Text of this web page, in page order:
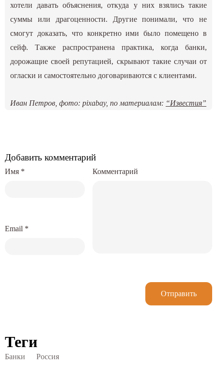
хотели давать объяснения, откуда у них взялись такие
суммы или драгоценности. Другие понимали, что не
смогут доказать, что конкретно ими было помещено в
сейф. Также распространена практика, когда банки,
дорожащие своей репутацией, скрывают такие случаи от
огласки и самостоятельно договариваются с клиентами.
Иван Петров, фото: pixabay, по материалам: “Известия”
Добавить комментарий
Комментарий
Имя *
Email *
Отправить
Теги
Банки Россия